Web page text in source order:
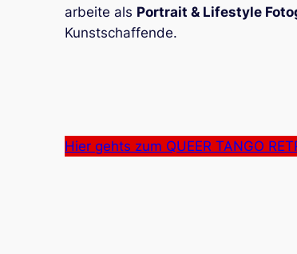
arbeite als Portrait & Lifestyle
Kunstschaffende.
Hier gehts zum QUEER TANGO